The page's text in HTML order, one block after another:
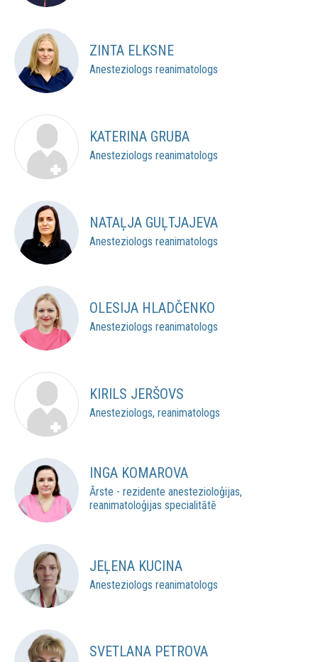
ZINTA ELKSNE
Anesteziologs reanimatologs
KATERINA GRUBA
Anesteziologs reanimatologs
NATAĻJA GUĻTJAJEVA
Anesteziologs reanimatologs
OLESIJA HLADČENKO
Anesteziologs reanimatologs
KIRILS JERŠOVS
Anesteziologs, reanimatologs
INGA KOMAROVA
Ārste - rezidente anestezioloģijas,
reanimatoloģijas specialitātē
JEĻENA KUCINA
Anesteziologs reanimatologs
SVETLANA PETROVA